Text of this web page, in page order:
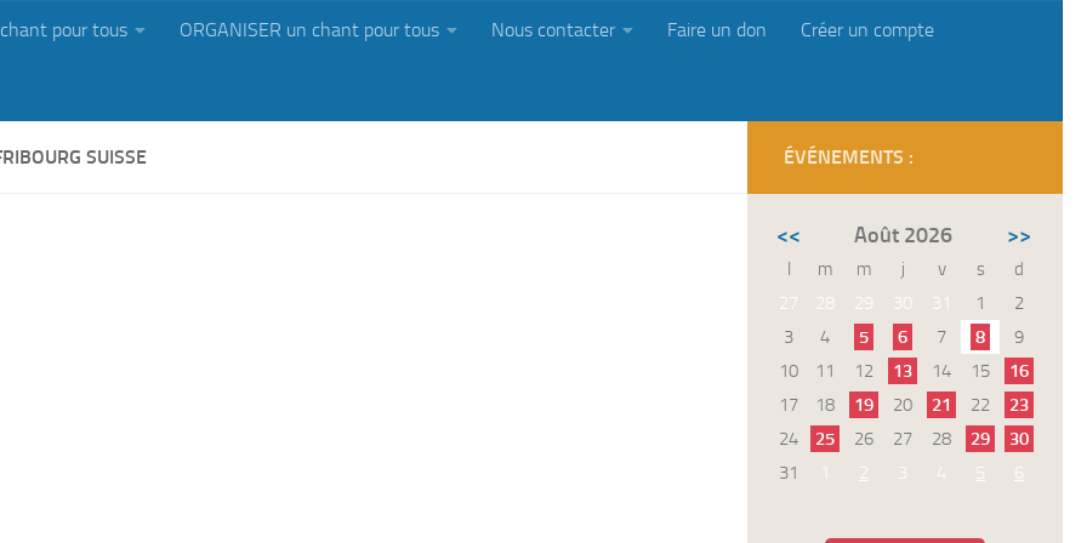
pour tous ORGANISER un chant pour tous Nous contacter Faire un don Créer un compte
SUISSE ÉVÉNEMENTS :
<< Août 2026 >>
l m m j v s
d
27
28 29 30 31 1
2
3
4 5 6 7 8
9
10
11 12 13 14 15
16
17
18 19 20 21 22
23
24
25 26 27 28 29
30
31
1 2 3 4 5 6